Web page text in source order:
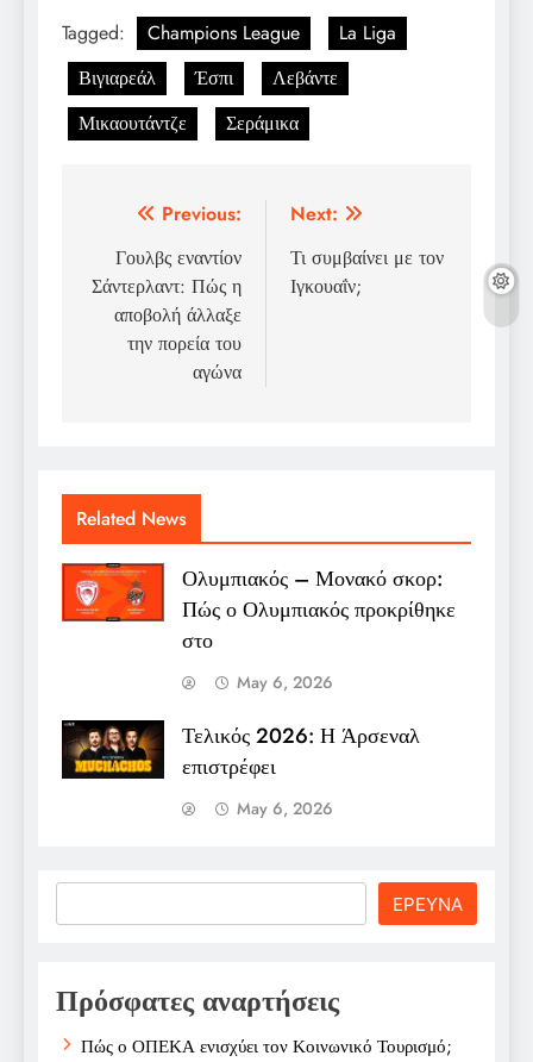
Tagged: Champions League
La Liga
Βιγιαρεάλ
Έσπι
Λεβάντε
Μικαουτάντζε
Σεράμικα
Post
navigation
Previous:
Γουλβς εναντίον
Σάντερλαντ: Πώς η
αποβολή άλλαξε
την πορεία του
αγώνα
Next:
Τι συμβαίνει με τον
Ιγκουαΐν;
Related News
Ολυμπιακός – Μονακό σκορ:
Πώς ο Ολυμπιακός προκρίθηκε
στο
May 6, 2026
Τελικός 2026: Η Άρσεναλ
επιστρέφει
May 6, 2026
ΕΡΕΥΝΑ
Πρόσφατες αναρτήσεις
Πώς ο ΟΠΕΚΑ ενισχύει τον Κοινωνικό Τουρισμό;